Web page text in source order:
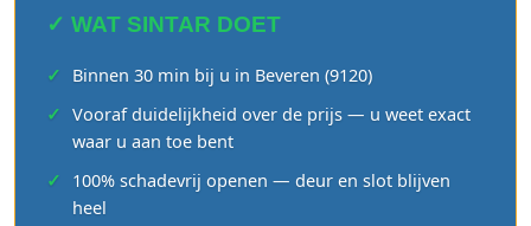
✓ WAT SINTAR DOET
Binnen 30 min bij u in Beveren (9120)
Vooraf duidelijkheid over de prijs — u weet exact
waar u aan toe bent
100% schadevrij openen — deur en slot blijven
heel